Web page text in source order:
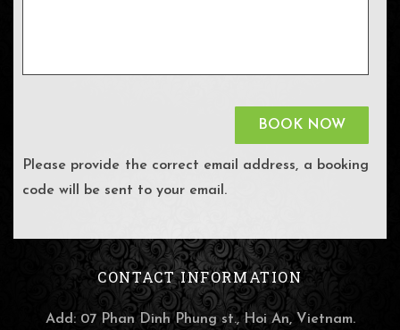
Please provide the correct email address, a booking
code will be sent to your email.
CONTACT INFORMATION
Add: 07 Phan Dinh Phung st., Hoi An, Vietnam.